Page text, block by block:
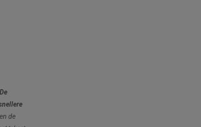
De
de